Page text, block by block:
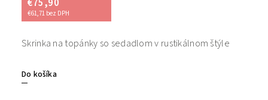
€61,71 bez DPH
Do košíka
Skrinka na topánky so sedadlom v rustikálnom štýle